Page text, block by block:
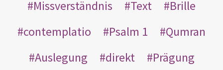
Missverständnis
Text
Brille
contemplatio
Psalm 1
Qumran
Auslegung
direkt
Prägung